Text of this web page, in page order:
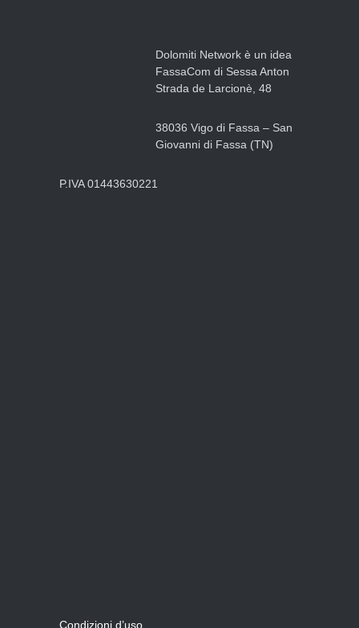
Dolomiti Network è un idea
FassaCom di Sessa Anton
Strada de Larcionè, 48
38036 Vigo di Fassa – San
Giovanni di Fassa (TN)
P.IVA 01443630221
Condizioni d’uso